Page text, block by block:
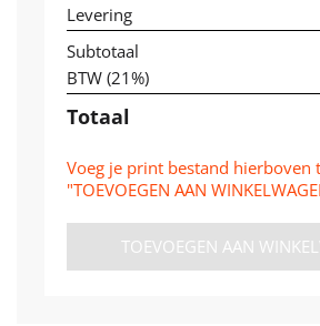
Levering
Subtotaal
BTW (21%)
Totaal
Voeg je print bestand hierboven
"TOEVOEGEN AAN
TOEVOEGEN AAN